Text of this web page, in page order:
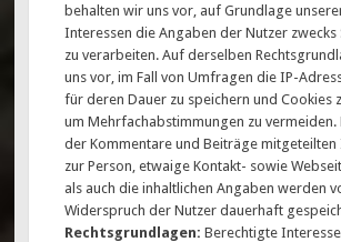
behalten wir uns vor, auf Grundlage
Interessen die Angaben der Nutzer zwecks
zu verarbeiten. Auf derselben
uns vor, im Fall von Umfragen die IP-
für deren Dauer zu speichern und Cookies
um Mehrfachabstimmungen zu vermeiden.
der Kommentare und Beiträge
zur Person, etwaige Kontakt- sowie
als auch die inhaltlichen Angaben werden
Widerspruch der Nutzer dauerhaft
Rechtsgrundlagen: Berechtigte